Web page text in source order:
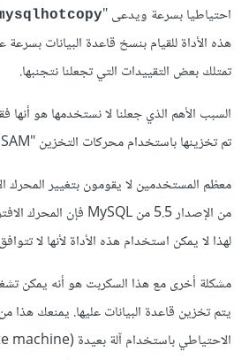
احتياطيا بسرعة ويدعى "
هذه الأداة للقيام بنسخ قاعدة البيانات بسرعة
تمتلك بعض التقييدات التي تجعلنا نتجنبها.
السبب الأهم الذي جعلنا لا نستخدمها هو أنها
تم تخزينها باستخدام محركات التخزين "MyISAM" و"Stroage" فقط.
معظم المستخدمين لا يقومون بتغيير المحرك
لهذا لا يمكن استخدام هذه الأداة لأنها لا
مشكلة أخرى مع هذا السكربت هو أنه يمكن
يتم تخزين قاعدة البيانات عليها. يمنعك هذا